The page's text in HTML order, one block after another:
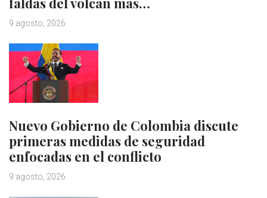
9 agosto, 2026
Nuevo Gobierno de Colombia discute
primeras medidas de seguridad
enfocadas en el conflicto
9 agosto, 2026